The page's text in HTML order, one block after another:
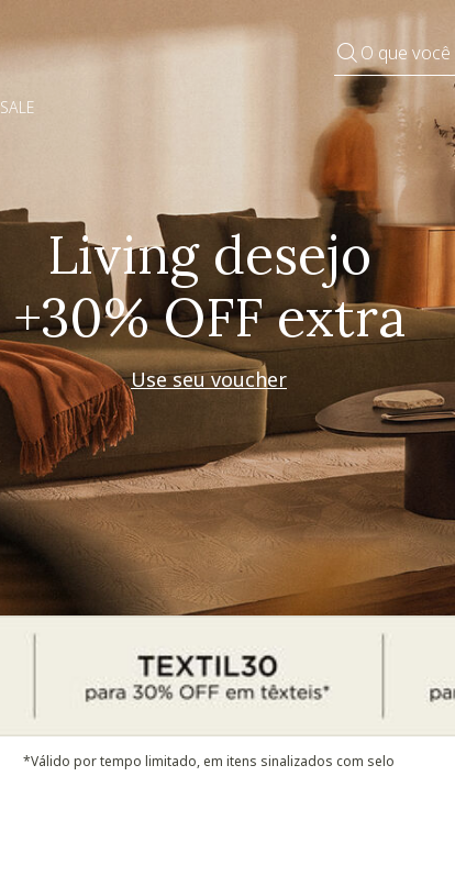
O que
SALE
Pequenos rituais
Grandes mudanças
Decorar
*Válido por tempo limitado, em itens sinalizados com selo